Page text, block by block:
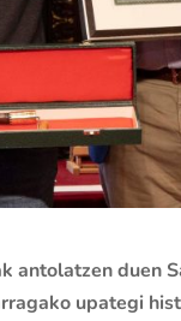
antolatzen duen
upategi